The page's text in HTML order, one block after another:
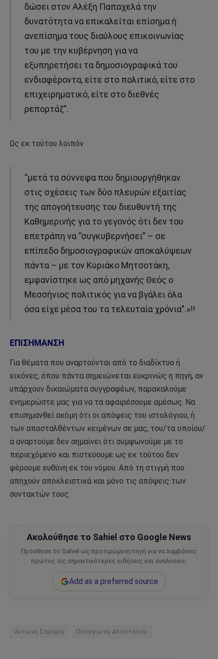
δώσει στον Αλέξη Παπαχελά την
δυνατότητα να επικαλείται επίσημα ή
ανεπίσημα τους διαύλους επικοινωνίας
του με την κυβέρνηση για να
εξυπηρετήσει τα δημοσιογραφικά του
ενδιαφέροντα, είτε στο πολιτικό, είτε στο
επιχειρηματικό, είτε στο διεθνές
ρεπορτάζ”.
Ως εκ τούτου λοιπόν
“μετά τα σύννεφα που δημιουργήθηκαν
στις σχέσεις των δύο πλευρών εξαιτίας
της απογοήτευσης του διευθυντή της
Καθημερινής για το γεγονός ότι δεν του
επετράπη να “συγκυβερνήσει” – σε
επίπεδο δημοσιογραφικών αποκαλύψεων
πάντα – με τον Κυριάκο Μητσοτάκη,
εμφανίστηκε ως από μηχανής Θεός ο
Μεσσήνιος πολιτικός για να βγάλει όλα
όσα είχε μέσα του τα τελευταία χρόνια”.»!!
ΕΠΙΣΗΜΑΝΣΗ
Για θέματα που αναρτούνται από το διαδίκτυο ή
εικόνες, όπου πάντα σημειώνεται ευκρινώς η πηγή, αν
υπάρχουν δικαιώματα συγγραφέων, παρακαλούμε
ενημερώστε μας για να τα αφαιρέσουμε αμέσως. Να
επισημανθεί ακόμη ότι οι απόψεις του ιστολόγιου, ή
των αποσταλθέντων κειμένων σε μας, του/τα οποίου/
α αναρτούμε δεν σημαίνει ότι συμφωνούμε με το
περιεχόμενο και πιστεύουμε ως εκ τούτου δεν
φέρουμε ευθύνη εκ του νόμου. Από τη στιγμή που
απηχούν αποκλειστικά και μόνο τις απόψεις των
συντακτών τους.
Ακολούθησε το Sahiel στο Google News
Πρόσθεσε το Sahiel ως προτιμώμενη πηγή για να λαμβάνεις
πρώτος τις σημαντικότερες ειδήσεις και αναλύσεις.
Add as a preferred source
Αντώνη Σαμαρά Παναγιώτη Αποστόλου